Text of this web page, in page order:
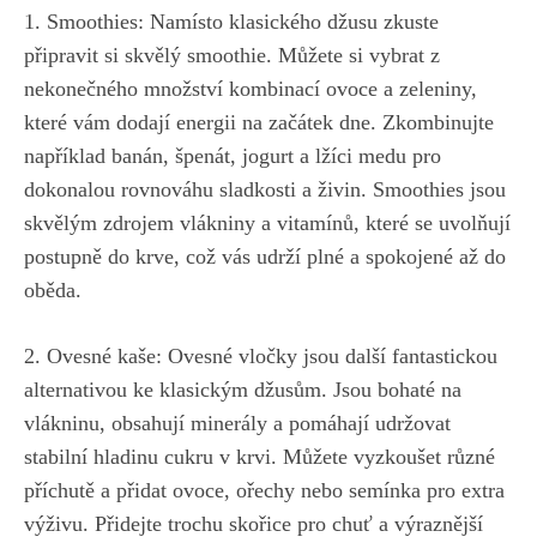
1. Smoothies: Namísto klasického ‌džusu zkuste
připravit si skvělý smoothie. Můžete si vybrat z
nekonečného množství kombinací ovoce a zeleniny,
které vám dodají ⁢energii⁣ na začátek dne. Zkombinujte
například banán, špenát, jogurt⁤ a lžíci‍ medu pro
dokonalou rovnováhu ⁣sladkosti a⁣ živin.⁤ Smoothies ⁣jsou
skvělým zdrojem vlákniny a⁢ vitamínů, které se uvolňují
postupně do krve, což ​vás udrží plné a spokojené až do
oběda.
2. ⁤Ovesné kaše: Ovesné vločky jsou další fantastickou
alternativou ⁣ke klasickým džusům. Jsou bohaté na⁢
vlákninu, obsahují minerály ​a pomáhají udržovat
stabilní hladinu cukru v krvi. Můžete vyzkoušet různé
příchutě a přidat ‍ovoce, ​ořechy⁣ nebo semínka pro extra
výživu. Přidejte trochu⁤ skořice ‍pro chuť ⁤a výraznější